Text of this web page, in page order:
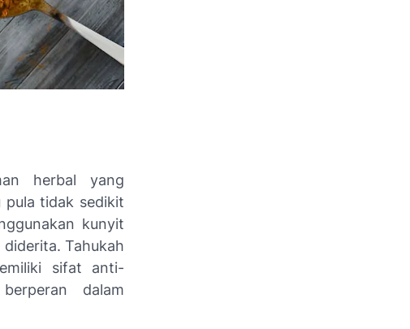
herbal yang
pula tidak sedikit
kunyit
Tahukah
sifat anti-
dalam